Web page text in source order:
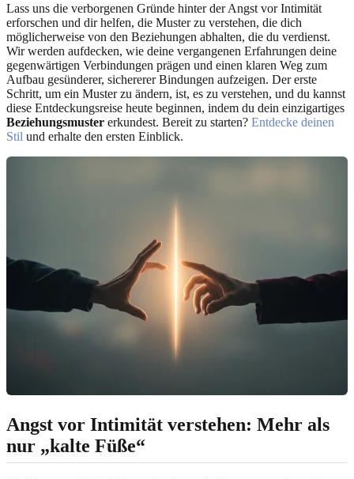
Lass uns die verborgenen Gründe hinter der Angst vor Intimität
erforschen und dir helfen, die Muster zu verstehen, die dich
möglicherweise von den Beziehungen abhalten, die du verdienst.
Wir werden aufdecken, wie deine vergangenen Erfahrungen deine
gegenwärtigen Verbindungen prägen und einen klaren Weg zum
Aufbau gesünderer, sichererer Bindungen aufzeigen. Der erste
Schritt, um ein Muster zu ändern, ist, es zu verstehen, und du kannst
diese Entdeckungsreise heute beginnen, indem du dein einzigartiges
Beziehungsmuster erkundest. Bereit zu starten? Entdecke deinen
Stil und erhalte den ersten Einblick.
Angst vor Intimität verstehen: Mehr als
nur „kalte Füße“